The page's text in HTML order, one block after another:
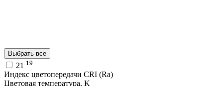
Выбрать все
21 19
Индекс цветопередачи CRI (Ra)
Цветовая температура, K